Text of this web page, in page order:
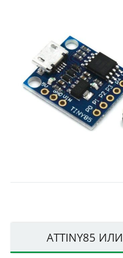
ATTINY85